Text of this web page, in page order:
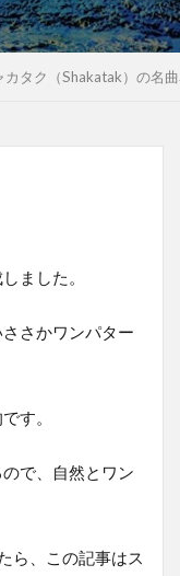
カタク（Shakatak）の名
ました。
さかワンパター
す。
で、自然とワン
ら、この記事はス